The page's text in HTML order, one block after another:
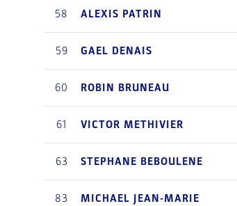
58 ALEXIS PATRIN
59 GAEL DENAIS
60 ROBIN BRUNEAU
61 VICTOR METHIVIER
63 STEPHANE BEBOULENE
83 MICHAEL JEAN-MARIE